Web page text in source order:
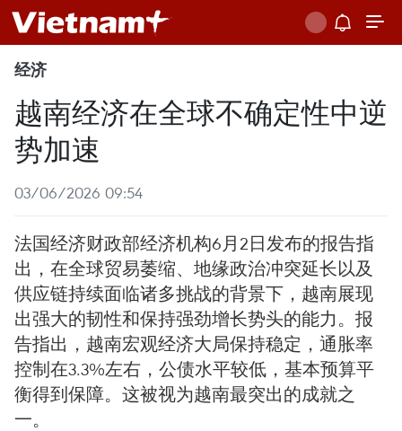
经济
越南经济在全球不确定性中逆
势加速
03/06/2026 09:54
法国经济财政部经济机构6月2日发布的报告指
出，在全球贸易萎缩、地缘政治冲突延长以及
供应链持续面临诸多挑战的背景下，越南展现
出强大的韧性和保持强劲增长势头的能力。报
告指出，越南宏观经济大局保持稳定，通胀率
控制在3.3%左右，公债水平较低，基本预算平
衡得到保障。这被视为越南最突出的成就之
一。